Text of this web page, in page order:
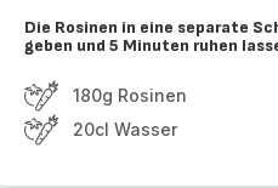
Die Rosinen in eine separate
geben und 5 Minuten ruhen
180g Rosinen
20cl Wasser